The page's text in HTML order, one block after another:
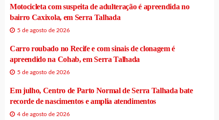
Motocicleta com suspeita de adulteração é apreendida no
bairro Caxixola, em Serra Talhada
5 de agosto de 2026
Carro roubado no Recife e com sinais de clonagem é
apreendido na Cohab, em Serra Talhada
5 de agosto de 2026
Em julho, Centro de Parto Normal de Serra Talhada bate
recorde de nascimentos e amplia atendimentos
4 de agosto de 2026